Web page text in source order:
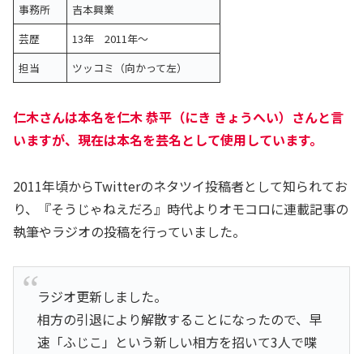
事務所
吉本興業
芸歴
13年 2011年～
担当
ツッコミ（向かって左）
仁木さんは本名を仁木 恭平（にき きょうへい）さんと言
いますが、現在は本名を芸名として使用しています。
2011年頃からTwitterのネタツイ投稿者として知られてお
り、『そうじゃねえだろ』時代よりオモコロに連載記事の
執筆やラジオの投稿を行っていました。
ラジオ更新しました。
相方の引退により解散することになったので、早
速「ふじこ」という新しい相方を招いて3人で喋